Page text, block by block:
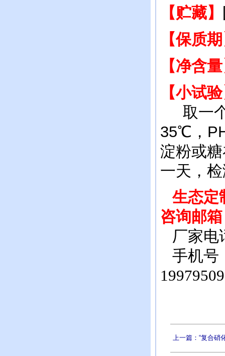
【贮藏】
【保质
【净含
【小试
取一个
35℃，
淀粉或
一天，
生态定
咨询邮
厂家电
手机号
上一篇：“复合硝